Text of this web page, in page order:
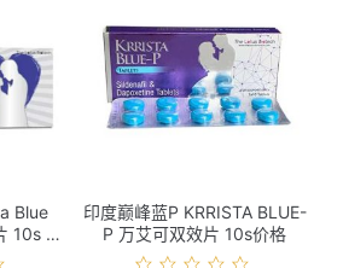
Blue
10s 价
印度巅峰蓝P KRRISTA BLUE-
P 万艾可双效片 10s价格